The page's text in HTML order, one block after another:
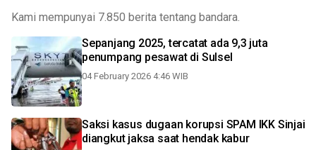
Kami mempunyai 7.850 berita tentang bandara.
Sepanjang 2025, tercatat ada 9,3 juta
penumpang pesawat di Sulsel
04 February 2026 4:46 WIB
Saksi kasus dugaan korupsi SPAM IKK Sinjai
diangkut jaksa saat hendak kabur